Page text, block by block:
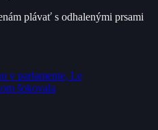
plávať s odhalenými prsami
v parlamente, Le
šokovala